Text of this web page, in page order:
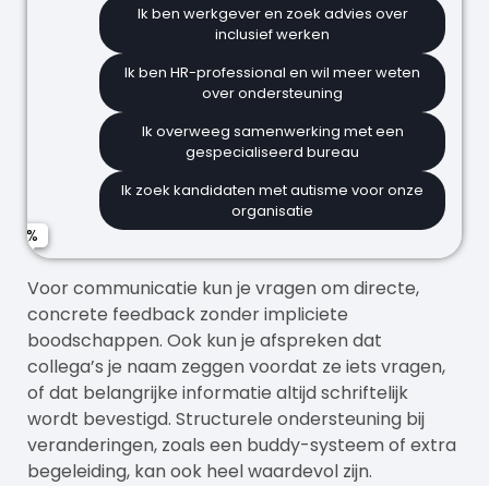
Ik ben werkgever en zoek advies over
inclusief werken
Ik ben HR-professional en wil meer weten
over ondersteuning
Ik overweeg samenwerking met een
gespecialiseerd bureau
Ik zoek kandidaten met autisme voor onze
organisatie
We willen ons voorbereiden op toekomstige
We onderzoeken nog welke opties er zijn
Naam
E-mailadres
Telefoonnummer (optioneel)
Verstuur aanvraag
Voor communicatie kun je vragen om directe,
concrete feedback zonder impliciete
boodschappen. Ook kun je afspreken dat
collega’s je naam zeggen voordat ze iets vragen,
of dat belangrijke informatie altijd schriftelijk
wordt bevestigd. Structurele ondersteuning bij
veranderingen, zoals een buddy-systeem of extra
begeleiding, kan ook heel waardevol zijn.